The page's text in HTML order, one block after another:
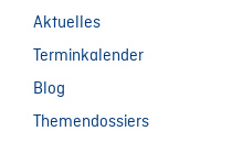
Aktuelles
Terminkalender
Blog
Themendossiers